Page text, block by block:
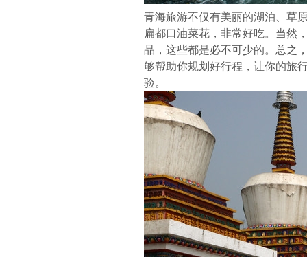
青海旅游不仅有美丽的湖泊、草
扁都口油菜花，非常好吃。当然
品，这些都是必不可少的。 总之
够帮助你规划好行程，让你的旅
验。